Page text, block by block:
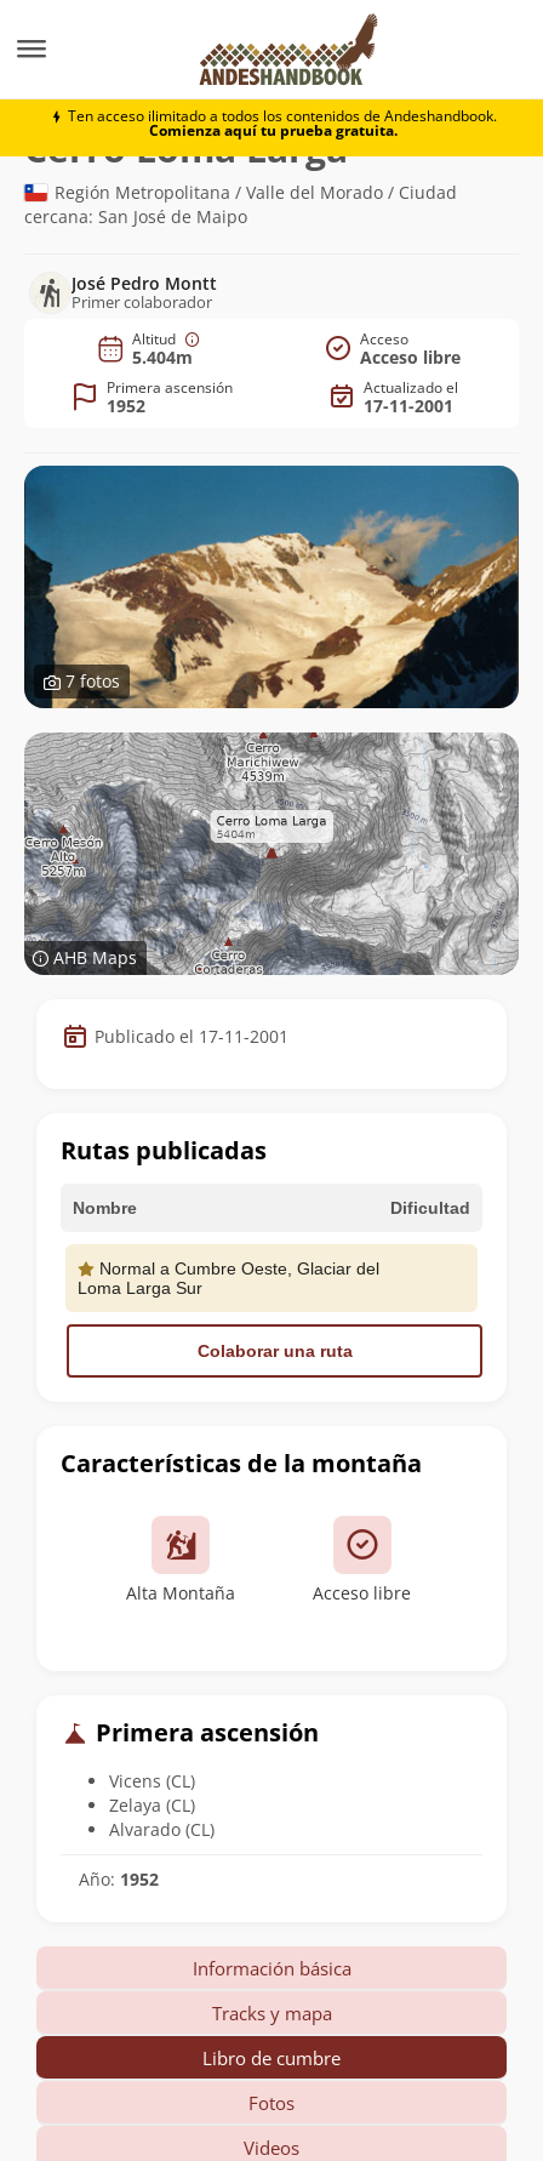
Ten acceso ilimitado a todos los contenidos de Andeshandbook.
Comienza aquí tu prueba gratuita.
Cerro Loma Larga
Cerro Loma Larga(5.404m)
Región Metropolitana / Valle del Morado / Ciudad
cercana: San José de Maipo
José Pedro Montt
Primer colaborador
Altitud
5.404m
Acceso
Acceso libre
Primera ascensión
1952
Actualizado el
17-11-2001
7 fotos
AHB Maps
Datos
de
cumbre
Publicado el 17-11-2001
Características de la montaña
Alta Montaña Acceso libre
Primera ascensión
Vicens (CL)
Zelaya (CL)
Alvarado (CL)
Año: 1952
Rutas publicadas
Nombre Dificultad
Normal a Cumbre Oeste, Glaciar del
Loma Larga Sur
Colaborar una ruta
Información básica
Tracks y mapa
Libro de cumbre
Fotos
Videos